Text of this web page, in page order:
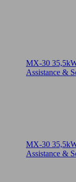
MX-30
Assistance &
MX-30
Assistance &